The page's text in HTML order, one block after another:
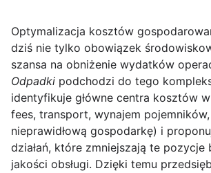
Optymalizacja kosztów
dziś nie tylko obowiązek
szansa na obniżenie wydatków
Odpadki podchodzi do tego
identyfikuje główne centra kosztów
fees, transport, wynajem
nieprawidłową gospodarkę) i
działań, które zmniejszają te pozycje
jakości obsługi. Dzięki temu